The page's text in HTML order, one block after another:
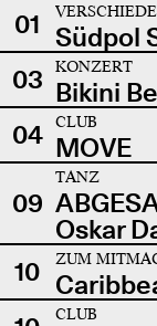
01 Südpol
03
KONZERT
Bikini
04
CLUB
MOVE
09
TANZ
Oskar
10
ZUM
CLUB